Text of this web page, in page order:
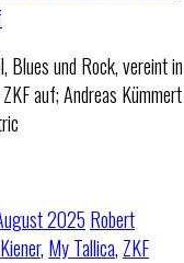
Blues und Rock, vereint in
auf; Andreas
2025 Robert
, My Tallica, ZKF